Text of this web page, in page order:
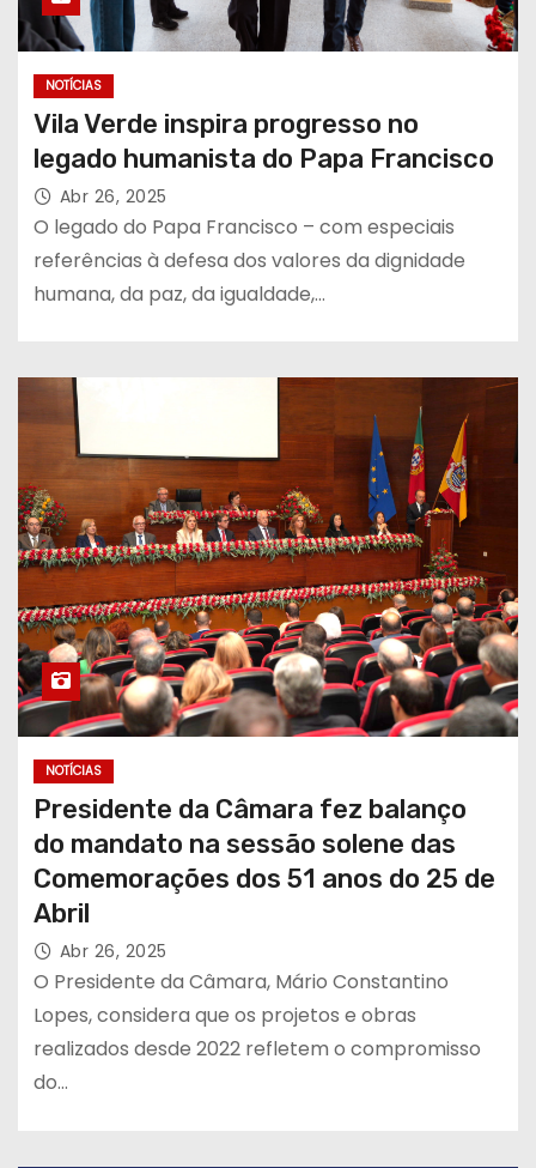
NOTÍCIAS
Vila Verde inspira progresso no
legado humanista do Papa Francisco
Abr 26, 2025
O legado do Papa Francisco – com especiais
referências à defesa dos valores da dignidade
humana, da paz, da igualdade,…
NOTÍCIAS
Presidente da Câmara fez balanço
do mandato na sessão solene das
Comemorações dos 51 anos do 25 de
Abril
Abr 26, 2025
O Presidente da Câmara, Mário Constantino
Lopes, considera que os projetos e obras
realizados desde 2022 refletem o compromisso
do…